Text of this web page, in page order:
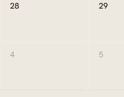
28 29
4 5